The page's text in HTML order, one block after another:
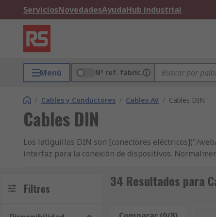
ServiciosNovedadesAyudaHub industrial
Menú Nº ref. fabric.
/ Cables y Conductores / Cables AV / Cables DIN
Cables DIN
Los latiguillos DIN son [conectores eléctricos]("/
interfaz para la conexión de dispositivos.
¿Cómo funcionan los latiguillos DIN?
Los latiguillos DIN tienen un faldón metálico de
que el conector macho pueda insertarse en una
Filtros 34 Resultados para